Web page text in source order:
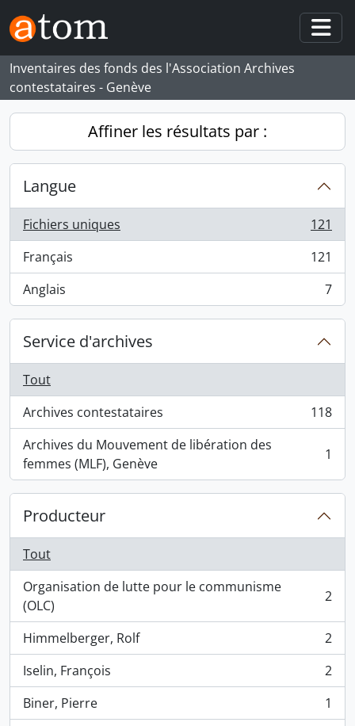
Skip to main content
Inventaires des fonds des l'Association Archives
contestataires - Genève
Affiner les résultats par :
Langue
Fichiers uniques
, 121 résultats
121
Français
, 121 résultats
121
Anglais
, 7 résultats 7
Service d'archives
Tout
Archives contestataires
, 118 résultats
118
Archives du Mouvement de libération des
femmes (MLF), Genève
, 1 résultats 1
Producteur
Tout
Organisation de lutte pour le communisme
(OLC)
, 2 résultats 2
Himmelberger, Rolf
, 2 résultats
2
Iselin, François
, 2 résultats
2
Biner, Pierre
, 1 résultats
1